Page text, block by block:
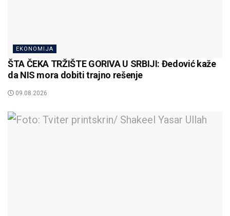
EKONOMIJA
ŠTA ČEKA TRŽIŠTE GORIVA U SRBIJI: Đedović kaže
da NIS mora dobiti trajno rešenje
09.08.2026